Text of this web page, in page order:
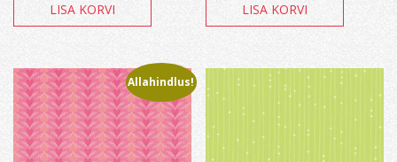
LISA KORVI LISA KORVI
Allahindlus!